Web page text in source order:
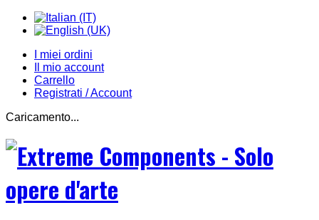
I miei ordini
Il mio account
Carrello
Registrati / Account
Caricamento...